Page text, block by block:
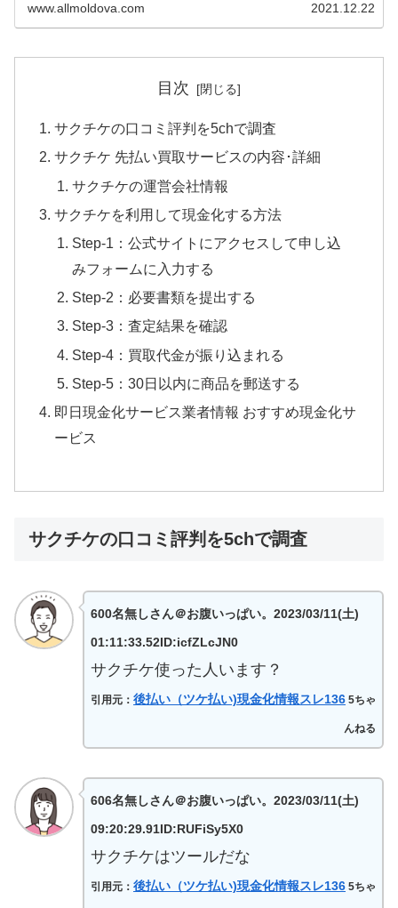
www.allmoldova.com 2021.12.22
目次
サクチケの口コミ評判を5chで調査
サクチケ 先払い買取サービスの内容･詳細
サクチケの運営会社情報
サクチケを利用して現金化する方法
Step-1：公式サイトにアクセスして申し込
みフォームに入力する
Step-2：必要書類を提出する
Step-3：査定結果を確認
Step-4：買取代金が振り込まれる
Step-5：30日以内に商品を郵送する
即日現金化サービス業者情報 おすすめ現金化サ
ービス
サクチケの口コミ評判を5chで調査
600名無しさん＠お腹いっぱい。2023/03/11(土)
01:11:33.52ID:icfZLcJN0
サクチケ使った人います？
引用元： 後払い（ツケ払い)現金化情報スレ136 5ちゃ
んねる
606名無しさん＠お腹いっぱい。2023/03/11(土)
09:20:29.91ID:RUFiSy5X0
サクチケはツールだな
引用元： 後払い（ツケ払い)現金化情報スレ136 5ちゃ